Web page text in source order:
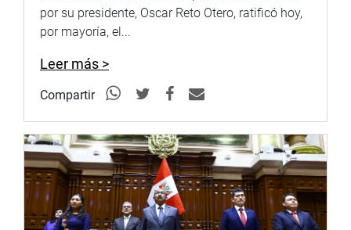
por su presidente, Oscar Reto Otero, ratificó hoy,
por mayoría, el...
Leer más >
Compartir